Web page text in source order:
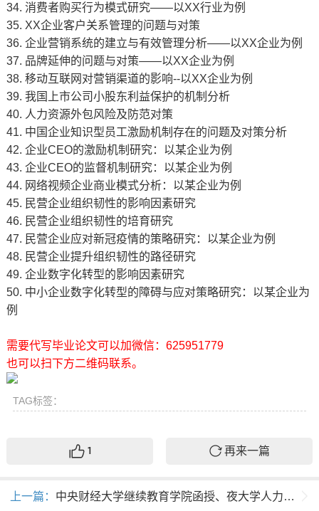
34. 消费者购买行为模式研究——以XX行业为例
35. XX企业客户关系管理的问题与对策
36. 企业营销系统的建立与有效管理分析——以XX企业为例
37. 品牌延伸的问题与对策——以XX企业为例
38. 移动互联网对营销渠道的影响--以XX企业为例
39. 我国上市公司小股东利益保护的机制分析
40. 人力资源外包风险及防范对策
41. 中国企业知识型员工激励机制存在的问题及对策分析
42. 企业CEO的激励机制研究：以某企业为例
43. 企业CEO的监督机制研究：以某企业为例
44. 网络视频企业商业模式分析：以某企业为例
45. 民营企业组织韧性的影响因素研究
46. 民营企业组织韧性的培育研究
47. 民营企业应对新冠疫情的策略研究：以某企业为例
48. 民营企业提升组织韧性的路径研究
49. 企业数字化转型的影响因素研究
50. 中小企业数字化转型的障碍与应对策略研究：以某企业为
例
需要代写毕业论文可以加微信：625951779
也可以扫下方二维码联系。
TAG标签：
1 再来一篇
上一篇： 中央财经大学继续教育学院函授、夜大学人力资源管理专业学生毕业论文题目范围